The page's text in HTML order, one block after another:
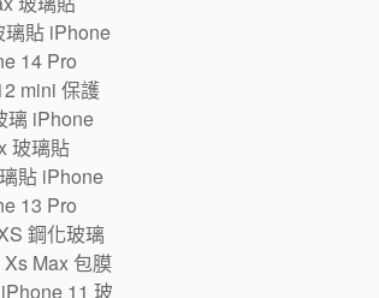
貼 iPhone
14 Pro
mini 保護
璃 iPhone
玻璃貼
貼 iPhone
13 Pro
鋼化玻璃
Max 包膜
11 玻